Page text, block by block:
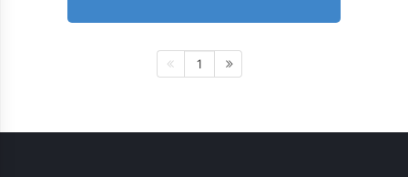
1